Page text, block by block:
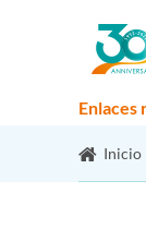
Enlaces
Inicio